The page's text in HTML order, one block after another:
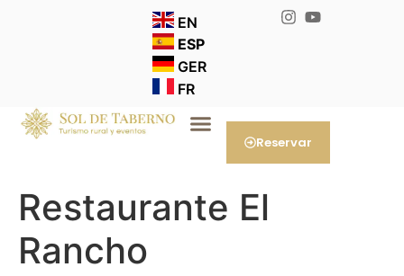
EN
ESP
GER
FR
Reservar
Restaurante El
Rancho